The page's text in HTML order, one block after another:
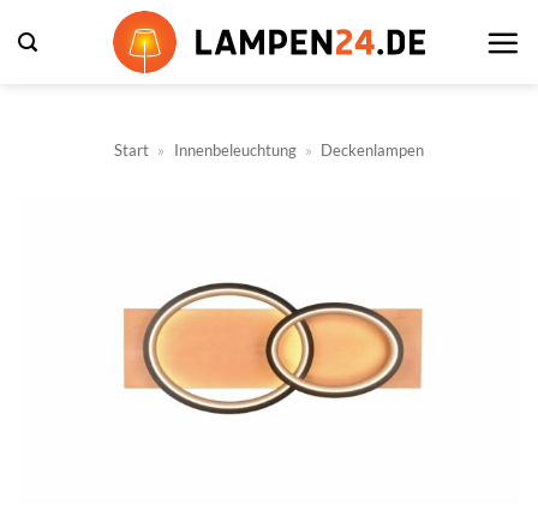
Inhalt
Start » Innenbeleuchtung » Deckenlampen